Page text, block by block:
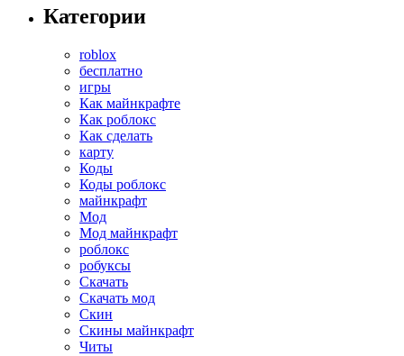
Категории
roblox
бесплатно
игры
Как майнкрафте
Как роблокс
Как сделать
карту
Коды
Коды роблокс
майнкрафт
Мод
Мод майнкрафт
роблокс
робуксы
Скачать
Скачать мод
Скин
Скины майнкрафт
Читы